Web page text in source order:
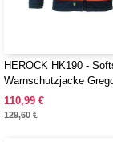
HEROCK HK190 -
Warnschutzjacke
110,99 €
129,60 €